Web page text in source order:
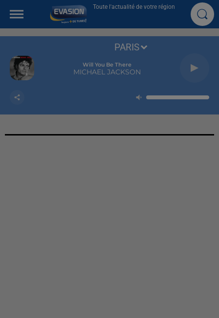
Toute l'actualité de votre région
Will You Be There
MICHAEL JACKSON
PARIS